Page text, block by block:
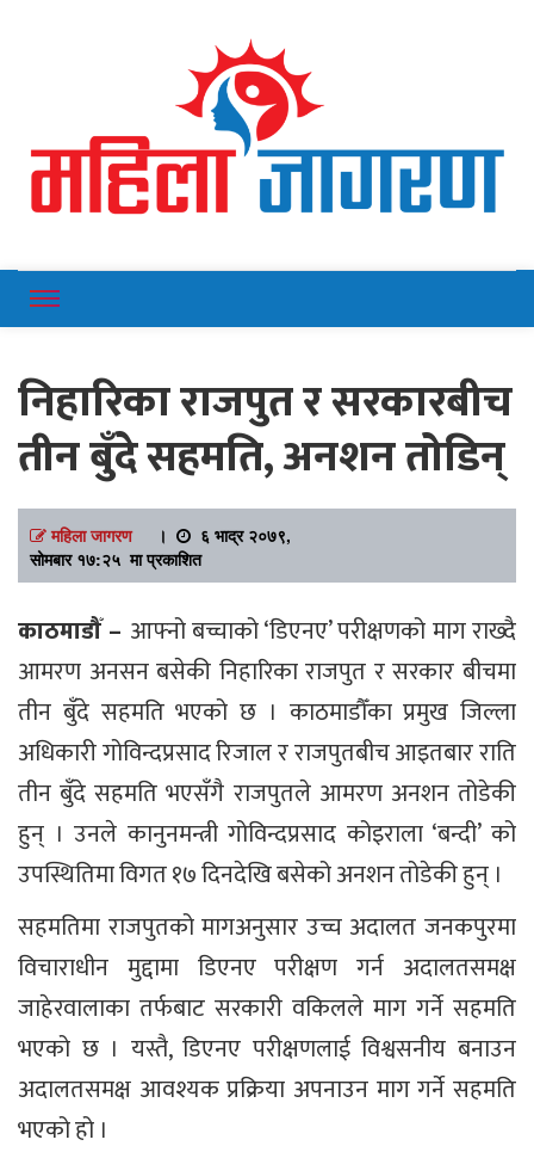
Mahilajagaran
निहारिका राजपुत र सरकारबीच
तीन बुँदे सहमति, अनशन तोडिन्
महिला जागरण।
६ भाद्र २०७९,
सोमबार १७:२५ मा प्रकाशित
काठमाडौँ – आफ्नो बच्चाको ‘डिएनए’ परीक्षणको माग राख्दै
आमरण अनसन बसेकी निहारिका राजपुत र सरकार बीचमा
तीन बुँदे सहमति भएको छ । काठमाडौँका प्रमुख जिल्ला
अधिकारी गोविन्दप्रसाद रिजाल र राजपुतबीच आइतबार राति
तीन बुँदे सहमति भएसँगै राजपुतले आमरण अनशन तोडेकी
हुन् । उनले कानुनमन्त्री गोविन्दप्रसाद कोइराला ‘बन्दी’ को
उपस्थितिमा विगत १७ दिनदेखि बसेको अनशन तोडेकी हुन् ।
सहमतिमा राजपुतको मागअनुसार उच्च अदालत जनकपुरमा
विचाराधीन मुद्दामा डिएनए परीक्षण गर्न अदालतसमक्ष
जाहेरवालाका तर्फबाट सरकारी वकिलले माग गर्ने सहमति
भएको छ । यस्तै, डिएनए परीक्षणलाई विश्वसनीय बनाउन
अदालतसमक्ष आवश्यक प्रक्रिया अपनाउन माग गर्ने सहमति
भएको हो ।